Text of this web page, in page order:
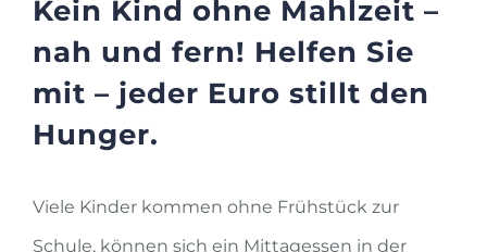
Kein Kind ohne Mahlzeit –
nah und fern! Helfen Sie
mit – jeder Euro stillt den
Hunger.
Viele Kinder kommen ohne Frühstück zur
Schule, können sich ein Mittages­sen in der